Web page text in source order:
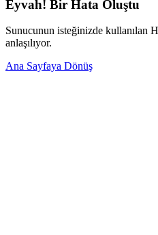
Eyvah! Bir Hata Oluştu
Sunucunun isteğinizde kullanılan
anlaşılıyor.
Ana Sayfaya Dönüş